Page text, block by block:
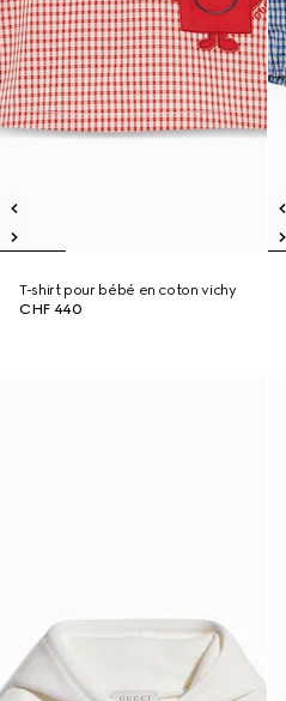
T-shirt pour bébé en coton vichy
CHF 440